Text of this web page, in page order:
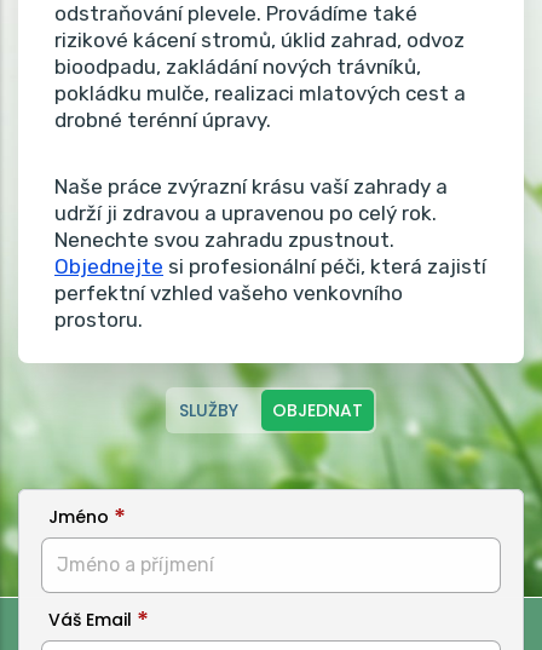
odstraňování plevele. Provádíme také
rizikové kácení stromů, úklid zahrad, odvoz
bioodpadu, zakládání nových trávníků,
pokládku mulče, realizaci mlatových cest a
drobné terénní úpravy.
Naše práce zvýrazní krásu vaší zahrady a
udrží ji zdravou a upravenou po celý rok.
Nenechte svou zahradu zpustnout.
Objednejte si profesionální péči, která zajistí
perfektní vzhled vašeho venkovního
prostoru.
SLUŽBY OBJEDNAT
Jméno
Váš Email